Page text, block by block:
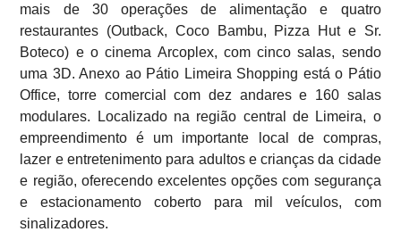
mais de 30 operações de alimentação e quatro
restaurantes (Outback, Coco Bambu, Pizza Hut e Sr.
Boteco) e o cinema Arcoplex, com cinco salas, sendo
uma 3D. Anexo ao Pátio Limeira Shopping está o Pátio
Office, torre comercial com dez andares e 160 salas
modulares. Localizado na região central de Limeira, o
empreendimento é um importante local de compras,
lazer e entretenimento para adultos e crianças da cidade
e região, oferecendo excelentes opções com segurança
e estacionamento coberto para mil veículos, com
sinalizadores.